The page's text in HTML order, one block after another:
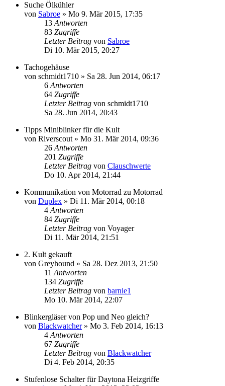
Suche Ölkühler
von Sabroe » Mo 9. Mär 2015, 17:35
13 Antworten
83 Zugriffe
Letzter Beitrag von Sabroe
Di 10. Mär 2015, 20:27
Tachogehäuse
von schmidt1710 » Sa 28. Jun 2014, 06:17
6 Antworten
64 Zugriffe
Letzter Beitrag von schmidt1710
Sa 28. Jun 2014, 20:43
Tipps Miniblinker für die Kult
von Riverscout » Mo 31. Mär 2014, 09:36
26 Antworten
201 Zugriffe
Letzter Beitrag von Clauschwerte
Do 10. Apr 2014, 21:44
Kommunikation von Motorrad zu Motorrad
von Duplex » Di 11. Mär 2014, 00:18
4 Antworten
84 Zugriffe
Letzter Beitrag von Voyager
Di 11. Mär 2014, 21:51
2. Kult gekauft
von Greyhound » Sa 28. Dez 2013, 21:50
11 Antworten
134 Zugriffe
Letzter Beitrag von barnie1
Mo 10. Mär 2014, 22:07
Blinkergläser von Pop und Neo gleich?
von Blackwatcher» Mo 3. Feb 2014, 16:13
4 Antworten
67 Zugriffe
Letzter Beitrag von Blackwatcher
Di 4. Feb 2014, 20:35
Stufenlose Schalter für Daytona Heizgriffe